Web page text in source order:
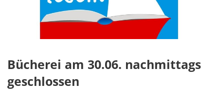
Bücherei am 30.06. nachmittags
geschlossen